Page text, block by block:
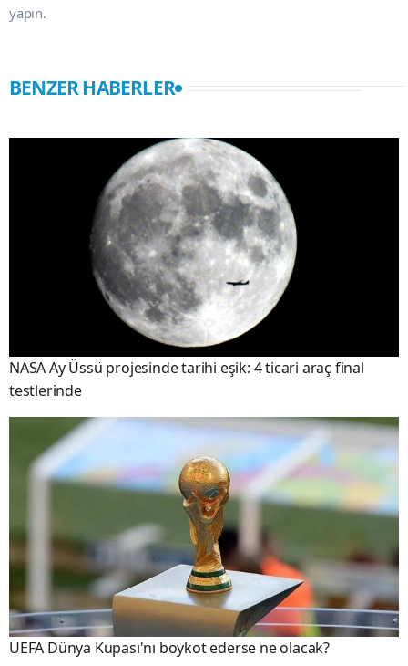
yapın.
BENZER HABERLER
NASA Ay Üssü projesinde tarihi eşik: 4 ticari araç final
testlerinde
UEFA Dünya Kupası'nı boykot ederse ne olacak?